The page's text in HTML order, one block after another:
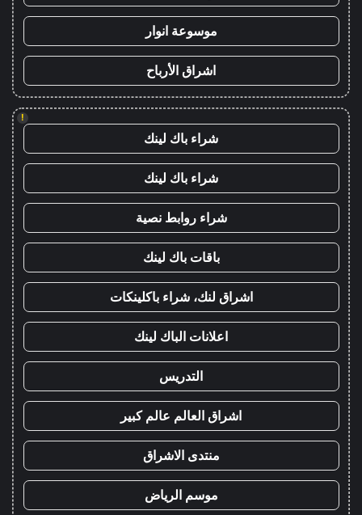
موسوعة انوار
اشراق الأرباح
!
شراء باك لينك
شراء باك لينك
شراء روابط نصية
باقات باك لينك
اشراق لنك، شراء باكلينكات
اعلانات الباك لينك
التدريس
اشراق العالم عالم كبير
منتدى الاشراق
موسم الرياض